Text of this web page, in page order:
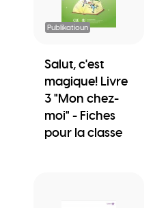
Publikatioun
Salut, c'est
magique! Livre
3 "Mon chez-
moi" - Fiches
pour la classe